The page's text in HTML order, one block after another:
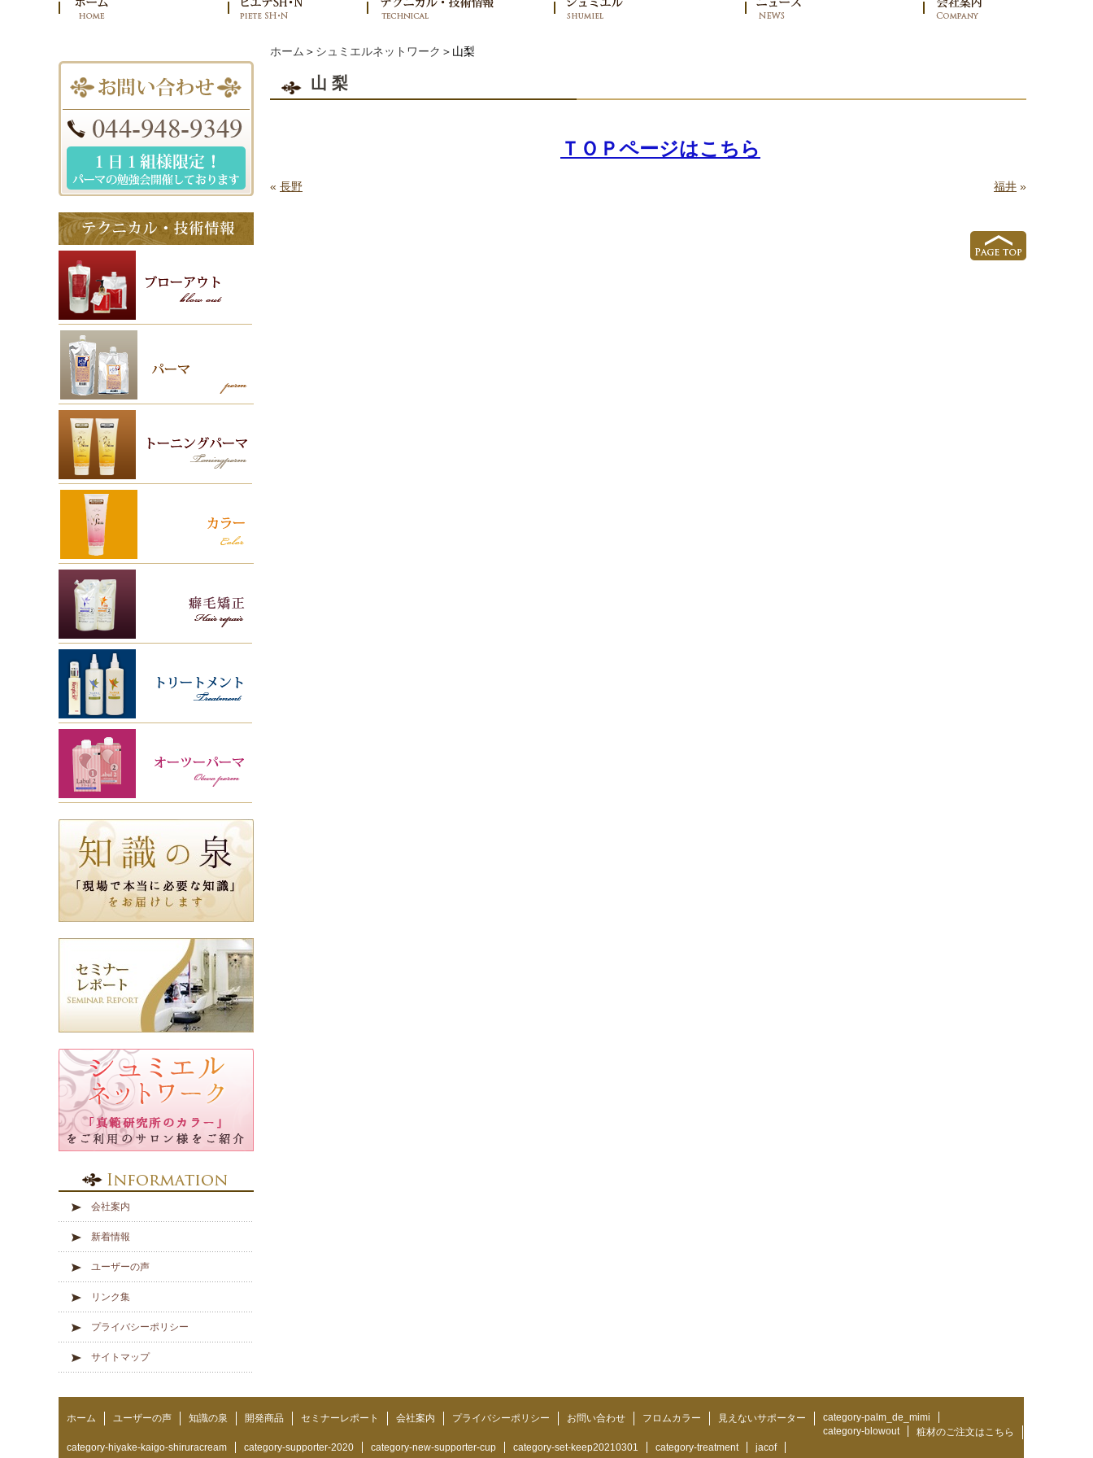
ホーム ＞ シュミエルネットワーク ＞山梨
山梨
ＴＯＰページはこちら
« 長野 福井 »
会社案内
新着情報
ユーザーの声
リンク集
プライバシーポリシー
サイトマップ
ホーム ユーザーの声 知識の泉 開発商品 セミナーレポート 会社案内 プライバシーポリシー お問い合わせ フロムカラー 見えないサポーター
category-palm_de_mimi
category-blowout
粧材のご注文はこちら
category-hiyake-kaigo-shiruracream
category-supporter-2020 category-new-supporter-cup category-set-keep20210301 category-treatment jacof